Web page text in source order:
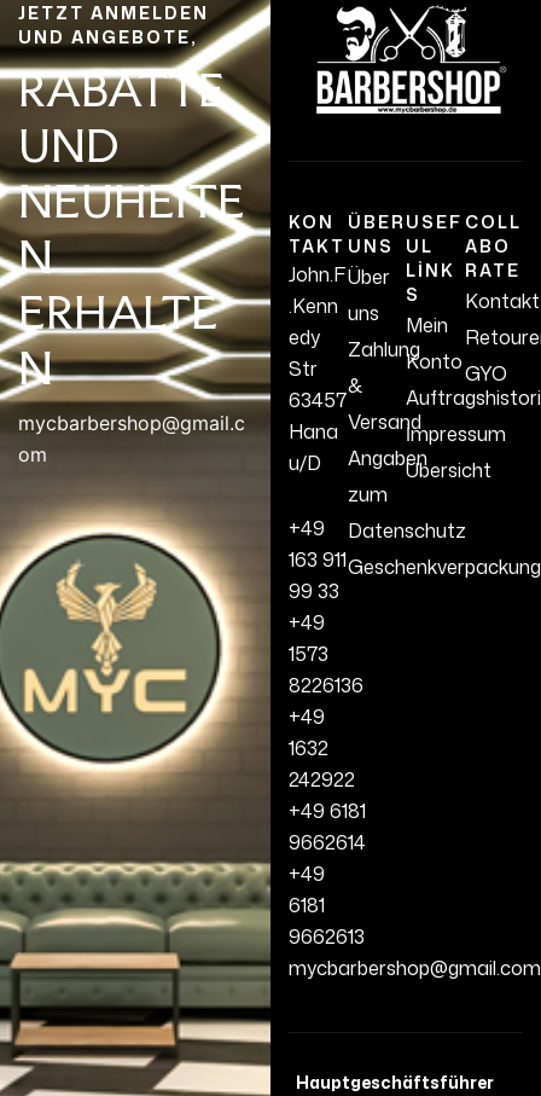
KON
TAKT
John.F
.Kenn
edy
Str
63457
Hana
u/D
+49
163 911
99 33
+49
1573
8226136
+49
1632
242922
+49 6181
9662614
+49
6181
9662613
mycbarbershop@gmail.com
ÜBER
UNS
Über
uns
Zahlung
&
Versand
Angaben
zum
Datenschutz
Geschenkverpackung
USEF
UL
LINK
S
Mein
Konto
İmpressum
Übersicht
COLL
ABO
RATE
Kontakt
GYO
Hauptgeschäftsführer
JETZT ANMELDEN
UND ANGEBOTE,
RABATTE
UND
NEUHEITE
N
ERHALTE
N
mycbarbershop@gmail.c
om